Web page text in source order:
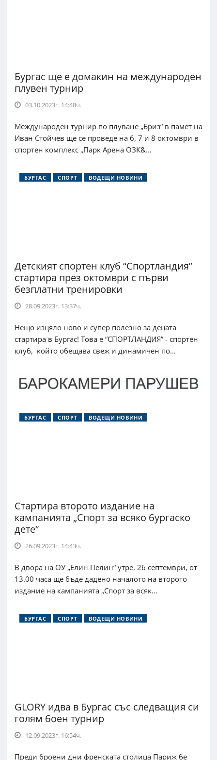
Бургас ще е домакин на международен
плувен турнир
03.10.2023г. 14:48ч.
Международен турнир по плуване „Бриз“ в памет на
Иван Стойчев ще се проведе на 6, 7 и 8 октомври в
спортен комплекс „Парк Арена ОЗК&...
БУРГАС СПОРТ ВОДЕЩИ НОВИНИ
Детският спортен клуб “Спортландия”
стартира през октомври с първи
безплатни тренировки
28.09.2023г. 13:37ч.
Нещо изцяло ново и супер полезно за децата
стартира в Бургас! Това е “СПОРТЛАНДИЯ” - спортен
клуб, който обещава свеж и динамичен по...
БУРГАС СПОРТ ВОДЕЩИ НОВИНИ
Стартира второто издание на
кампанията „Спорт за всяко бургаско
дете“
26.09.2023г. 14:43ч.
В двора на ОУ „Елин Пелин“ утре, 26 септември, от
13.00 часа ще бъде дадено началото на второто
издание на кампанията „Спорт за всяк...
БУРГАС СПОРТ ВОДЕЩИ НОВИНИ
GLORY идва в Бургас със следващия си
голям боен турнир
12.09.2023г. 16:54ч.
Преди броени дни френската столица Париж бе